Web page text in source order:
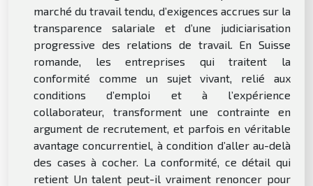
marché du travail tendu, d’exigences accrues sur la
transparence salariale et d’une judiciarisation
progressive des relations de travail. En Suisse
romande, les entreprises qui traitent la
conformité comme un sujet vivant, relié aux
conditions d’emploi et à l’expérience
collaborateur, transforment une contrainte en
argument de recrutement, et parfois en véritable
avantage concurrentiel, à condition d’aller au-delà
des cases à cocher. La conformité, ce détail qui
retient Un talent peut-il vraiment renoncer pour